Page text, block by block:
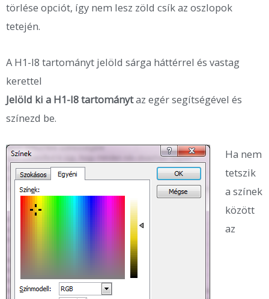
törlése opciót, így nem lesz zöld csík az oszlopok
tetején.
A H1-I8 tartományt jelöld sárga háttérrel és vastag
kerettel
Jelöld ki a H1-I8 tartománytaz egér segítségével és
színezd be.
Ha nem
tetszik
a színek
között
az